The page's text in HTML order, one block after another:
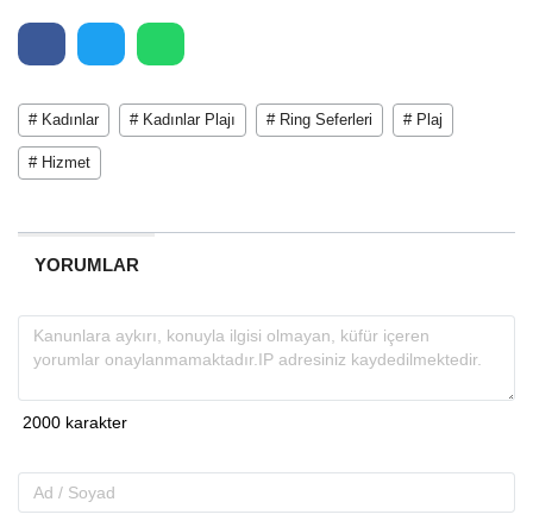
# Kadınlar # Kadınlar Plajı # Ring Seferleri # Plaj
# Hizmet
YORUMLAR